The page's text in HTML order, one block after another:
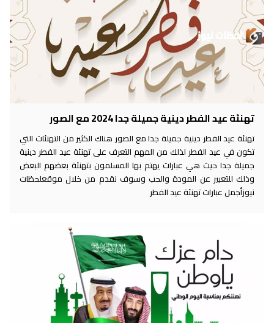
تهنئة عيد الفطر دينية جميلة جدا 2024 مع الصور
تهنئة عيد الفطر دينية جميلة جدا مع الصور هناك الكثير من التهنئات التي
تكون في عيد الفطر لذلك من المهم التعرف على تهنئة عيد الفطر دينية
جميلة جدا حيث هي عبارات يهتم بها المسلمون بتهنئة بعضهم البعض
وذلك للتعبير عن المودة والحب وسوف نقدم من خلال موقعلحظات
نيوزأجمل عبارات تهنئة عيد الفطر